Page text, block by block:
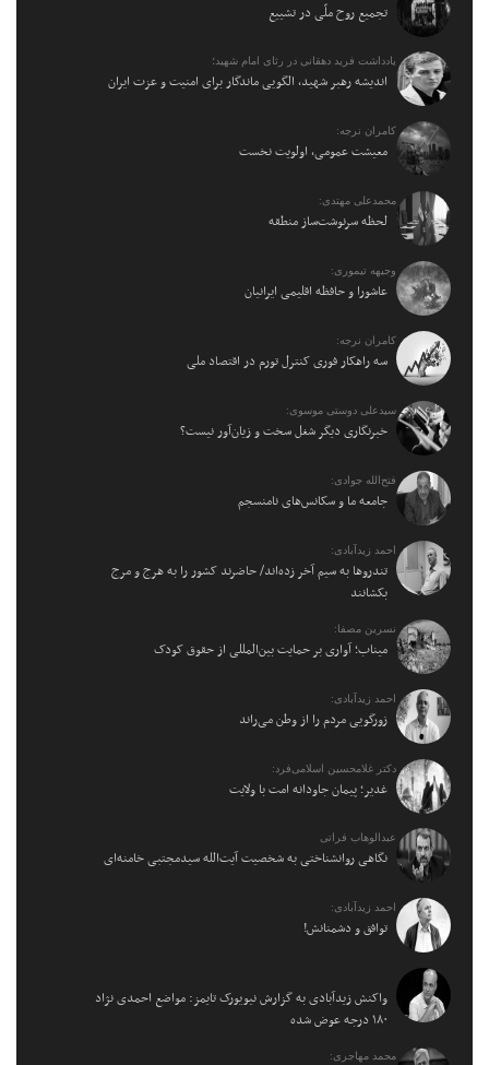
تجمیع روح ملّی در تشییع
یادداشت فرید دهقانی در رثای امام شهید؛
اندیشه رهبر شهید، الگویی ماندگار برای امنیت و عزت ایران
کامران نرجه:
معیشت عمومی، اولویت نخست
محمدعلی مهتدی:
لحظه سرنوشت‌ساز منطقه
وجیهه تیموری:
عاشورا و حافظه اقلیمی ایرانیان
کامران نرجه:
سه راهکار فوری کنترل تورم در اقتصاد ملی
سیدعلی دوستی موسوی:
خبرنگاری دیگر شغل سخت و زیان‌آور نیست؟
فتح‌الله جوادی:
جامعه ما و سکانس‌های نامنسجم
احمد زیدآبادی:
تندروها به سیم آخر زده‌اند/ حاضرند کشور را به هرج و مرج
بکشانند
نسرین مصفا:
میناب؛ آواری بر حمایت بین‌المللی از حقوق کودک
احمد زیدآبادی:
زورگویی مردم را از وطن می‌راند
دکتر غلامحسین اسلامی‌فرد:
غدیر؛ پیمان جاودانه امت با ولایت
عبدالوهاب فراتی
نگاهی روانشناختی به شخصیت آیت‌الله سیدمجتبی خامنه‌ای
احمد زیدآبادی:
توافق و دشمنانش!
واکنش زیدآبادی به گزارش نیویورک تایمز: مواضع احمدی نژاد
۱۸۰ درجه عوض شده
محمد مهاجری: